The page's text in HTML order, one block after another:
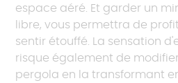
espace aéré. Et garder un
libre, vous permettra de
sentir étouffé. La sensation
risque également de
pergola en la transformant